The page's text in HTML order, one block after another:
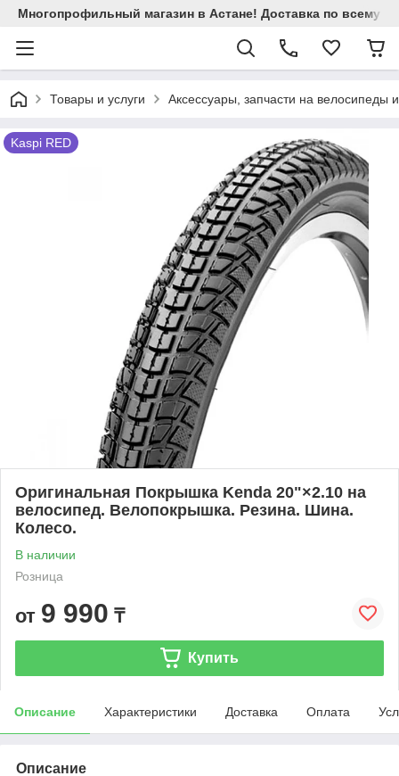
Многопрофильный магазин в Астане! Доставка по всему
Товары и услуги Аксессуары, запчасти на велосипеды
Kaspi RED
Оригинальная Покрышка Kenda 20"×2.10 на
велосипед. Велопокрышка. Резина. Шина.
Колесо.
В наличии
Розница
от 9 990 ₸
Купить
Описание Характеристики Доставка Оплата
Описание